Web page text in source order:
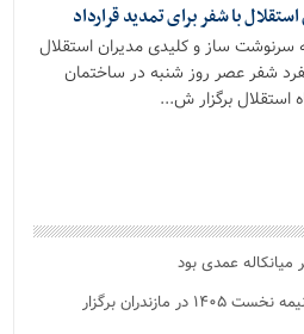
استقلال با شفر برای تمدید قرارداد
ساز و کلیدی مدیران استقلال
شفر عصر روز شنبه در ساختمان
استقلال برگزار ش...
رویدادهای شاخص هنری در نیمه نخست ۱۴۰۵ در مازندران برگزار